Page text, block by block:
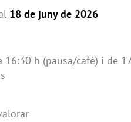
18 de juny de 2026
16:30 h (pausa/cafè) i de